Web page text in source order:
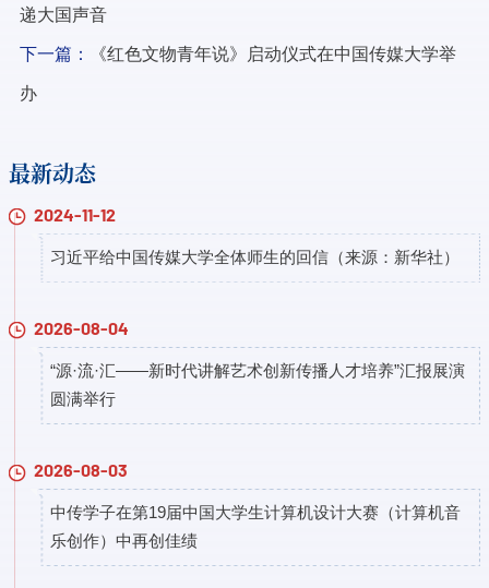
递大国声音
下一篇： 《红色文物青年说》启动仪式在中国传媒大学举
办
最新动态
2024-11-12
习近平给中国传媒大学全体师生的回信（来源：新华社）
2026-08-04
“源·流·汇——新时代讲解艺术创新传播人才培养”汇报展演
圆满举行
2026-08-03
中传学子在第19届中国大学生计算机设计大赛（计算机音
乐创作）中再创佳绩